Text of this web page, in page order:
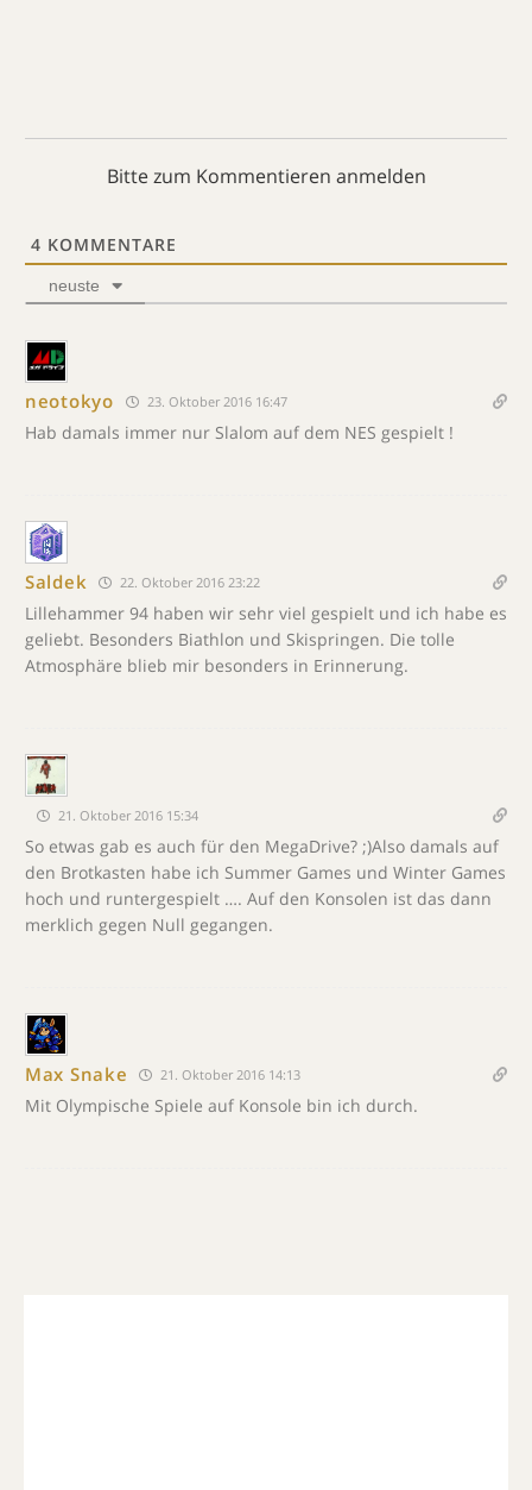
Bitte zum Kommentieren anmelden
4 KOMMENTARE
neuste
neotokyo 23. Oktober 2016 16:47
Hab damals immer nur Slalom auf dem NES gespielt !
Saldek 22. Oktober 2016 23:22
Lillehammer 94 haben wir sehr viel gespielt und ich habe es
geliebt. Besonders Biathlon und Skispringen. Die tolle
Atmosphäre blieb mir besonders in Erinnerung.
21. Oktober 2016 15:34
So etwas gab es auch für den MegaDrive? ;)Also damals auf
den Brotkasten habe ich Summer Games und Winter Games
hoch und runtergespielt …. Auf den Konsolen ist das dann
merklich gegen Null gegangen.
Max Snake 21. Oktober 2016 14:13
Mit Olympische Spiele auf Konsole bin ich durch.